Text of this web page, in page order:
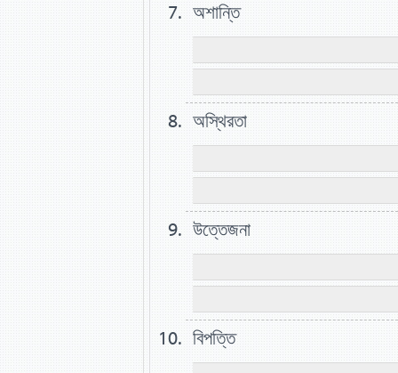
অশান্তি
অস্থিরতা
উত্তেজনা
বিপত্তি